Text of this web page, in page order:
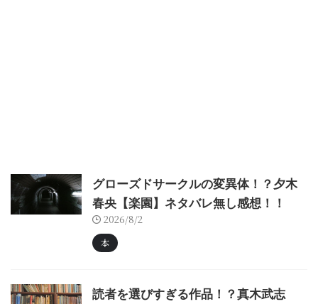
グローズドサークルの変異体！？夕木
春央【楽園】ネタバレ無し感想！！
2026/8/2
本
読者を選びすぎる作品！？真木武志